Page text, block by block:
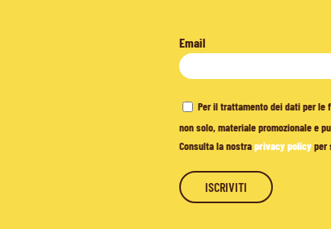
Email
Per il trattamento dei dati per le
non solo, materiale promozionale e
Consulta la nostraprivacy policyper